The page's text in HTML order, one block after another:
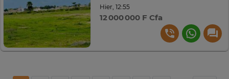
Hier, 12:55
12 000 000 F Cfa